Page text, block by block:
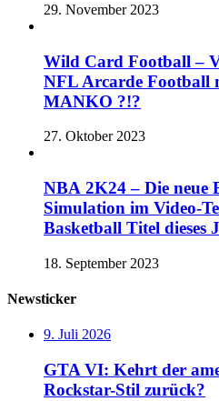
29. November 2023
Wild Card Football –
NFL Arcarde Football
MANKO ?!?
27. Oktober 2023
NBA 2K24 – Die neue
Simulation im Video-
Basketball Titel dieses
18. September 2023
Newsticker
9. Juli 2026
GTA VI: Kehrt der
Rockstar-Stil zurück?